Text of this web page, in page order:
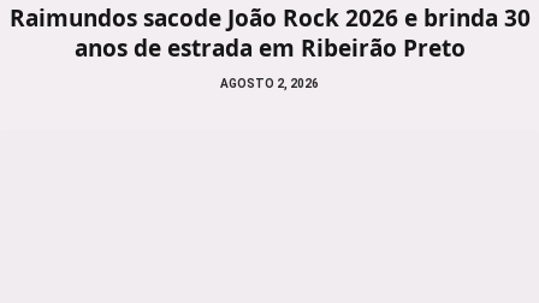
Raimundos sacode João Rock 2026 e brinda 30
anos de estrada em Ribeirão Preto
AGOSTO 2, 2026